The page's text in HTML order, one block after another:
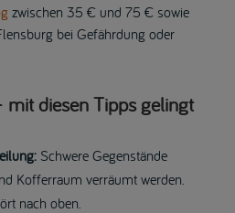
zwischen 35 € und 75 € sowie
bei Gefährdung oder
mit diesen Tipps gelingt
Schwere Gegenstände
Kofferraum verräumt werden.
nach oben.